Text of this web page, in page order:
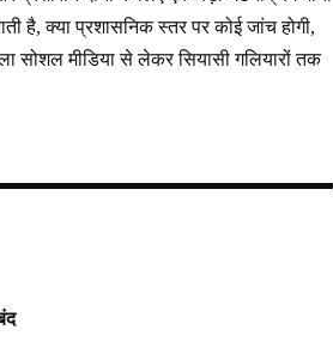
है, क्या प्रशासनिक स्तर पर कोई जांच होगी,
सोशल मीडिया से लेकर सियासी गलियारों तक